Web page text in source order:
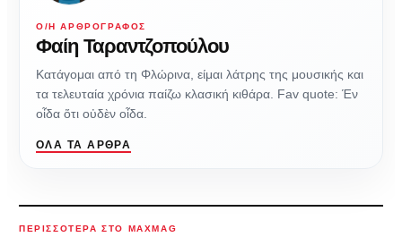
Ο/Η ΑΡΘΡΟΓΡΆΦΟΣ
Φαίη Ταραντζοπούλου
Κατάγομαι από τη Φλώρινα, είμαι λάτρης της μουσικής και
τα τελευταία χρόνια παίζω κλασική κιθάρα. Fav quote: Έν
οἶδα ὅτι οὐδὲν οἶδα.
ΌΛΑ ΤΑ ΆΡΘΡΑ
ΠΕΡΙΣΣΌΤΕΡΑ ΣΤΟ MAXMAG